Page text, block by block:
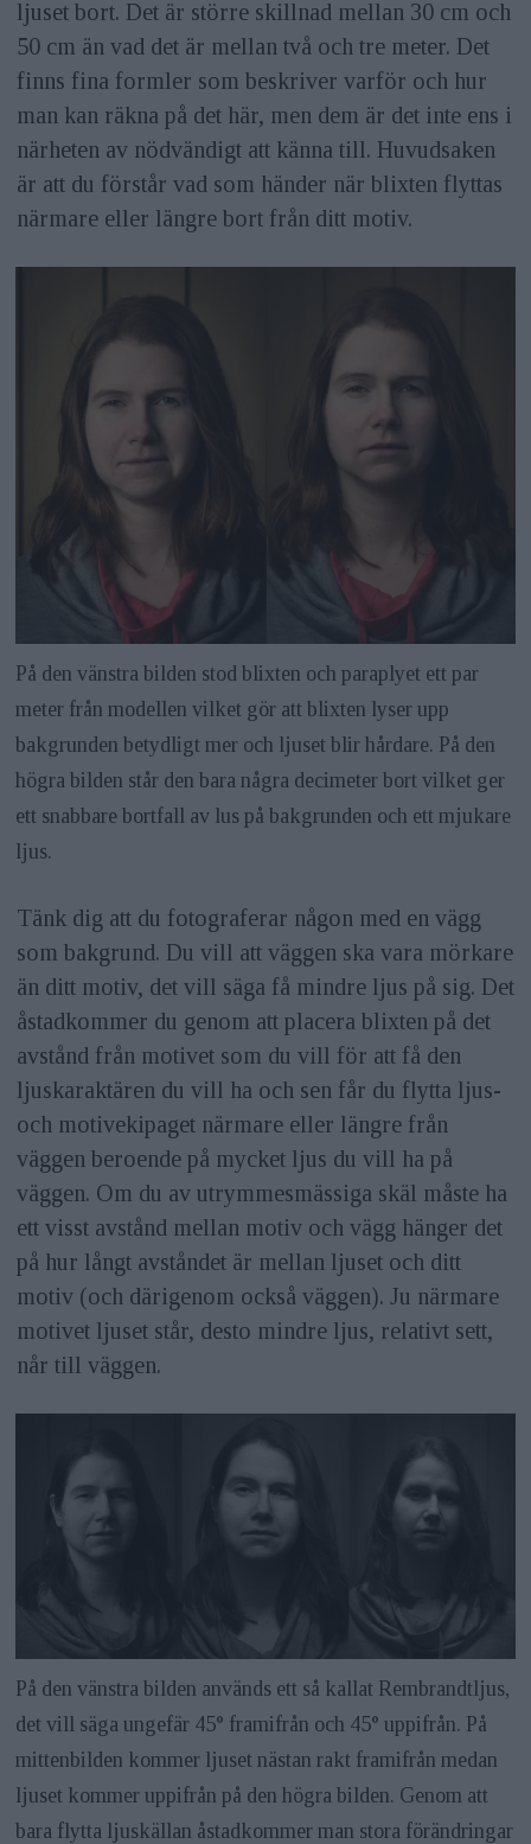
ljuset bort. Det är större skillnad mellan 30 cm och
50 cm än vad det är mellan två och tre meter. Det
finns fina formler som beskriver varför och hur
man kan räkna på det här, men dem är det inte ens i
närheten av nödvändigt att känna till. Huvudsaken
är att du förstår vad som händer när blixten flyttas
närmare eller längre bort från ditt motiv.
På den vänstra bilden stod blixten och paraplyet ett par
meter från modellen vilket gör att blixten lyser upp
bakgrunden betydligt mer och ljuset blir hårdare. På den
högra bilden står den bara några decimeter bort vilket ger
ett snabbare bortfall av lus på bakgrunden och ett mjukare
ljus.
Tänk dig att du fotograferar någon med en vägg
som bakgrund. Du vill att väggen ska vara mörkare
än ditt motiv, det vill säga få mindre ljus på sig. Det
åstadkommer du genom att placera blixten på det
avstånd från motivet som du vill för att få den
ljuskaraktären du vill ha och sen får du flytta ljus-
och motivekipaget närmare eller längre från
väggen beroende på mycket ljus du vill ha på
väggen. Om du av utrymmesmässiga skäl måste ha
ett visst avstånd mellan motiv och vägg hänger det
på hur långt avståndet är mellan ljuset och ditt
motiv (och därigenom också väggen). Ju närmare
motivet ljuset står, desto mindre ljus, relativt sett,
når till väggen.
På den vänstra bilden används ett så kallat Rembrandtljus,
det vill säga ungefär 45° framifrån och 45° uppifrån. På
mittenbilden kommer ljuset nästan rakt framifrån medan
ljuset kommer uppifrån på den högra bilden. Genom att
bara flytta ljuskällan åstadkommer man stora förändringar